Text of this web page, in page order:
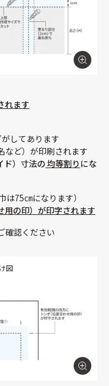
れます
してあります
など）が印刷されます
ド）寸法の 均等割りにな
は75㎝になります）
用の印）が印字されます
確認ください
図